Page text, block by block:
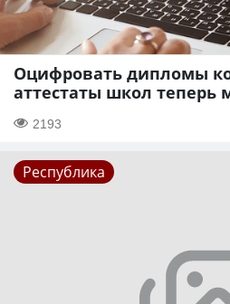
Оцифровать дипломы
аттестаты школ теперь
2193
Республика